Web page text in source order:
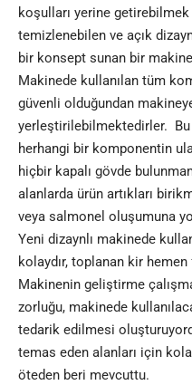
koşulları yerine
temizlenebilen ve açık
bir konsept sunan bir
Makinede kullanılan tüm
güvenli olduğundan
yerleştirilebilmektedirler.
herhangi bir komponentin
hiçbir kapalı gövde
alanlarda ürün artıkları
veya salmonel oluşumuna
Yeni dizaynlı makinede
kolaydır, toplanan kir
Makinenin geliştirme
zorluğu, makinede
tedarik edilmesi
temas eden alanları için
öteden beri mevcuttu.